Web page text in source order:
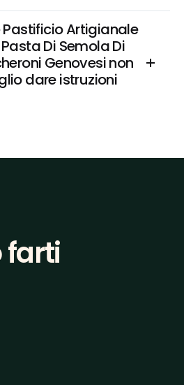
Artigianale
Di Semola Di
Genovesi non
dare istruzioni